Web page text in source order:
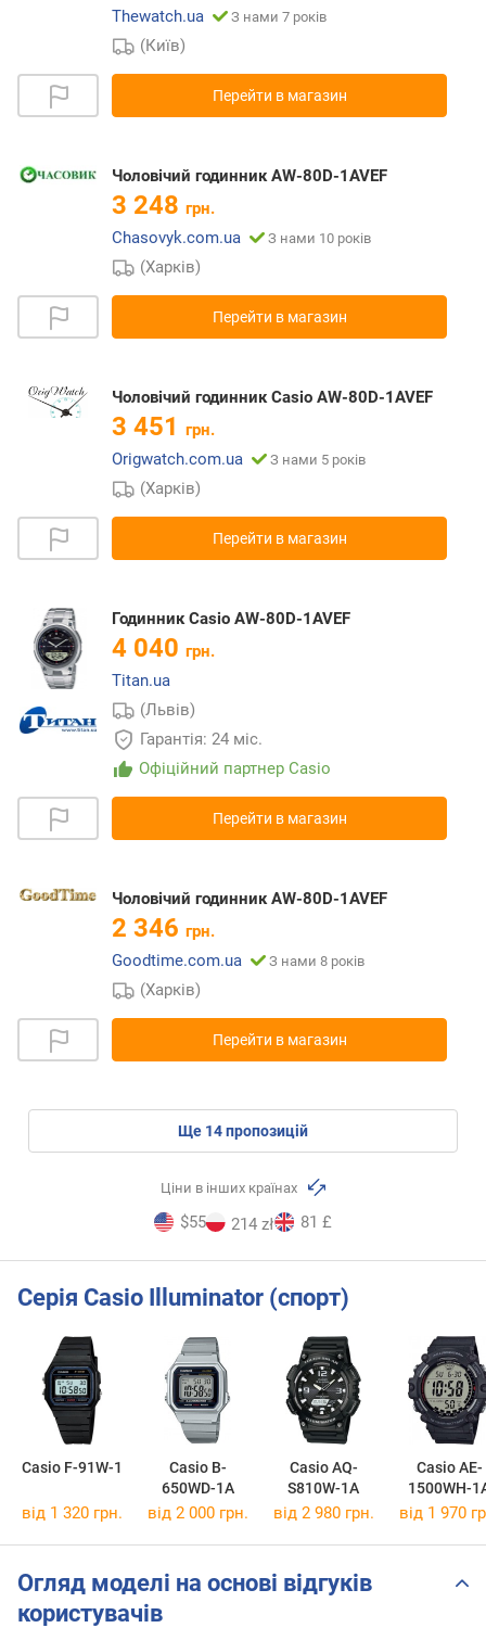
Thewatch.ua
З нами 7 років
(Київ)
Перейти в магазин
Чоловічий годинник AW-80D-1AVEF
3 248 грн.
Chasovyk.com.ua
З нами 10 років
(Харків)
Перейти в магазин
Чоловічий годинник Casio AW-80D-1AVEF
3 451 грн.
Origwatch.com.ua
З нами 5 років
(Харків)
Перейти в магазин
Годинник Casio AW-80D-1AVEF
4 040 грн.
Titan.ua
(Львів)
Гарантія: 24 міс.
Офіційний партнер Casio
Перейти в магазин
Чоловічий годинник AW-80D-1AVEF
2 346 грн.
Goodtime.com.ua
З нами 8 років
(Харків)
Перейти в магазин
ще 14пропозицій
Ціни в інших країнах
$55 214 zł 81 £
Серія Casio Illuminator (спорт)
Casio F-91W-1
Casio B-
650WD-1A
Casio AQ-
S810W-1A
Casio AE-
1500WH-
від 1 320 грн. від 2 000 грн. від 2 980 грн. від 1 970
Огляд моделі на основі відгуків
користувачів